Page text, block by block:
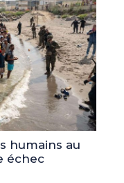
humains au
échec